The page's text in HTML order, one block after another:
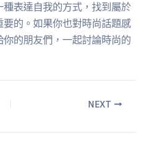
表達自我的方式，找到屬於
的。如果你也對時尚話題感
的朋友們，一起討論時尚的
NEXT